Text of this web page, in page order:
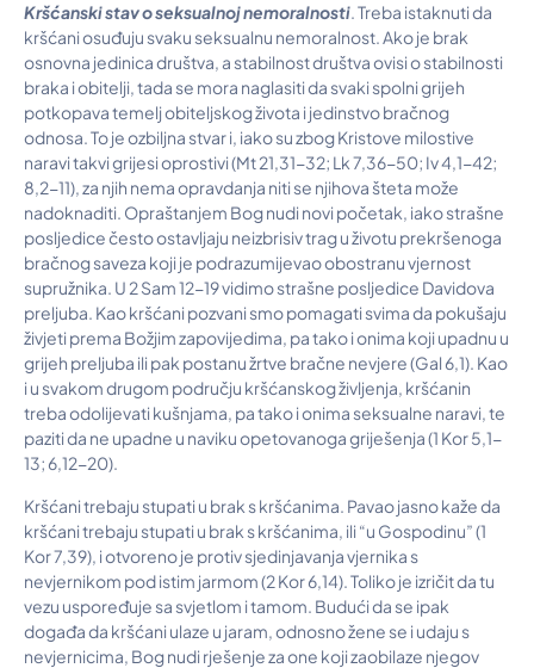
Kršćanski stav o seksualnoj nemoralnosti. Treba istaknuti da
kršćani osuđuju svaku seksualnu nemoralnost. Ako je brak
osnovna jedinica društva, a stabilnost društva ovisi o stabilnosti
braka i obitelji, tada se mora naglasiti da svaki spolni grijeh
potkopava temelj obiteljskog života i jedinstvo bračnog
odnosa. To je ozbiljna stvar i, iako su zbog Kristove milostive
naravi takvi grijesi oprostivi (Mt 21,31-32; Lk 7,36-50; Iv 4,1-42;
8,2-11), za njih nema opravdanja niti se njihova šteta može
nadoknaditi. Opraštanjem Bog nudi novi početak, iako strašne
posljedice često ostavljaju neizbrisiv trag u životu prekršenoga
bračnog saveza koji je podrazumijevao obostranu vjernost
supružnika. U 2 Sam 12-19 vidimo strašne posljedice Davidova
preljuba. Kao kršćani pozvani smo pomagati svima da pokušaju
živjeti prema Božjim zapovijedima, pa tako i onima koji upadnu u
grijeh preljuba ili pak postanu žrtve bračne nevjere (Gal 6,1). Kao
i u svakom drugom području kršćanskog življenja, kršćanin
treba odolijevati kušnjama, pa tako i onima seksualne naravi, te
paziti da ne upadne u naviku opetovanoga griješenja (1 Kor 5,1-
13; 6,12-20).
Kršćani trebaju stupati u brak s kršćanima. Pavao jasno kaže da
kršćani trebaju stupati u brak s kršćanima, ili “u Gospodinu” (1
Kor 7,39), i otvoreno je protiv sjedinjavanja vjernika s
nevjernikom pod istim jarmom (2 Kor 6,14). Toliko je izričit da tu
vezu uspoređuje sa svjetlom i tamom. Budući da se ipak
događa da kršćani ulaze u jaram, odnosno žene se i udaju s
nevjernicima, Bog nudi rješenje za one koji zaobilaze njegov